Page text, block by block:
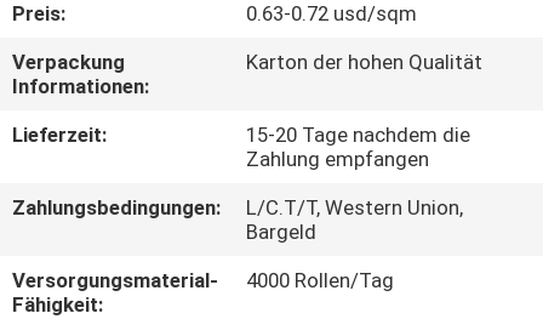
WERKSBESICHTIGUNG
QUALITÄTSKONTROLLE
MIT
UNS
Preis:
0.63-0.72 usd/sqm
Verpackung
Informationen:
Karton der hohen Qualität
Lieferzeit:
15-20 Tage nachdem die
Zahlung empfangen
Zahlungsbedingungen:
L/C.T/T, Western Union,
Bargeld
Versorgungsmaterial-
Fähigkeit:
4000 Rollen/Tag